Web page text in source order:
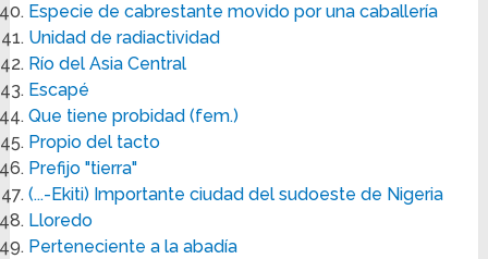
Especie de cabrestante movido por una caballería
Unidad de radiactividad
Río del Asia Central
Escapé
Que tiene probidad (fem.)
Propio del tacto
Prefijo "tierra"
(...-Ekiti) Importante ciudad del sudoeste de Nigeria
Lloredo
Perteneciente a la abadía